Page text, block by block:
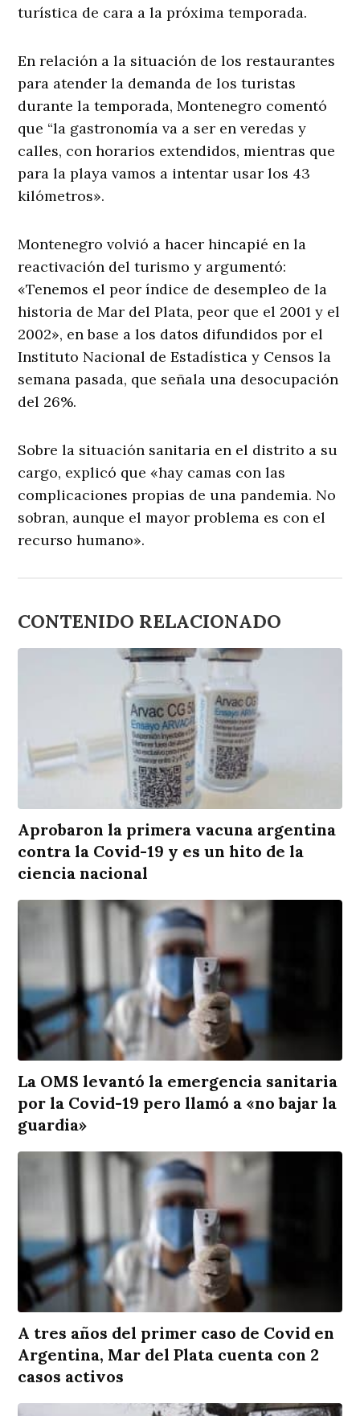
turística de cara a la próxima temporada.
En relación a la situación de los restaurantes
para atender la demanda de los turistas
durante la temporada, Montenegro comentó
que “la gastronomía va a ser en veredas y
calles, con horarios extendidos, mientras que
para la playa vamos a intentar usar los 43
kilómetros».
Montenegro volvió a hacer hincapié en la
reactivación del turismo y argumentó:
«Tenemos el peor índice de desempleo de la
historia de Mar del Plata, peor que el 2001 y el
2002», en base a los datos difundidos por el
Instituto Nacional de Estadística y Censos la
semana pasada, que señala una desocupación
del 26%.
Sobre la situación sanitaria en el distrito a su
cargo, explicó que «hay camas con las
complicaciones propias de una pandemia. No
sobran, aunque el mayor problema es con el
recurso humano».
CONTENIDO RELACIONADO
Aprobaron la primera vacuna argentina
contra la Covid-19 y es un hito de la
ciencia nacional
La OMS levantó la emergencia sanitaria
por la Covid-19 pero llamó a «no bajar la
guardia»
A tres años del primer caso de Covid en
Argentina, Mar del Plata cuenta con 2
casos activos